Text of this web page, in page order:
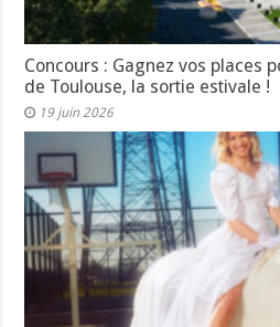
Concours : Gagnez vos places
de Toulouse, la sortie estivale !
19 juin 2026